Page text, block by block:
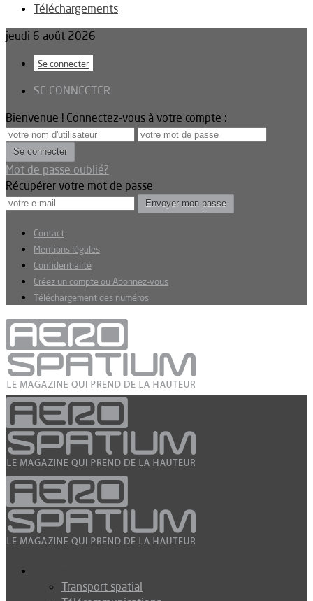
Téléchargements
jeudi 6 août 2026
Se connecter
SE CONNECTER
Bienvenue ! Connectez-vous à votre compte :
Mot de passe oublié?
Récupérer votre mot de passe
Contact
Mentions légales
Confidentialité
Créez un compte ou Abonnez-vous
Téléchargement des numéros
Transport spatial